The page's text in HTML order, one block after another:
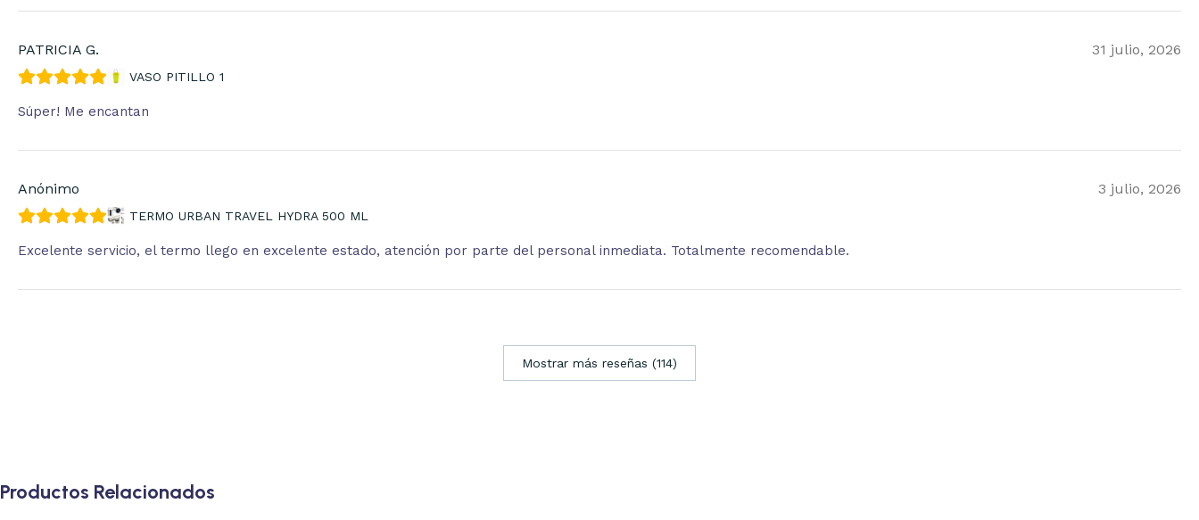
PATRICIA G. 31 julio, 2026
VASO PITILLO 1
Súper! Me encantan
Anónimo 3 julio, 2026
TERMO URBAN TRAVEL HYDRA 500 ML
Excelente servicio, el termo llego en excelente estado, atención por parte del personal inmediata. Totalmente recomendable.
Mostrar más reseñas (114)
Productos Relacionados